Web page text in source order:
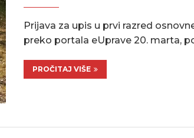
Prijava za upis u prvi razred
preko portala eUprave 20. marta,
PROČITAJ VIŠE